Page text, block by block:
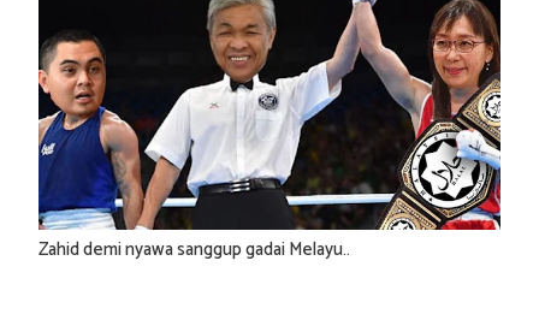
Zahid demi nyawa sanggup gadai Melayu..